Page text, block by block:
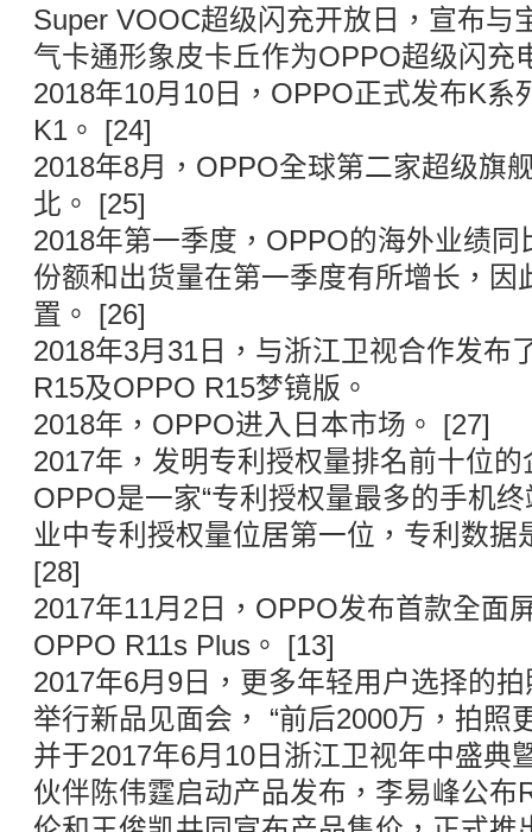
Super VOOC超级闪充开放日，宣布与
气卡通形象皮卡丘作为OPPO超级闪充
2018年10月10日，OPPO正式发布K
K1。 [24]
2018年8月，OPPO全球第二家超级旗
北。 [25]
2018年第一季度，OPPO的海外业绩
份额和出货量在第一季度有所增长，因
置。 [26]
2018年3月31日，与浙江卫视合作发布
R15及OPPO R15梦镜版。
2018年，OPPO进入日本市场。 [27]
2017年，发明专利授权量排名前十位
OPPO是一家“专利授权量最多的手机
业中专利授权量位居第一位，专利数据
[28]
2017年11月2日，OPPO发布首款全面
OPPO R11s Plus。 [13]
2017年6月9日，更多年轻用户选择的
举行新品见面会， “前后2000万，拍照
并于2017年6月10日浙江卫视年中盛典
伙伴陈伟霆启动产品发布，李易峰公布